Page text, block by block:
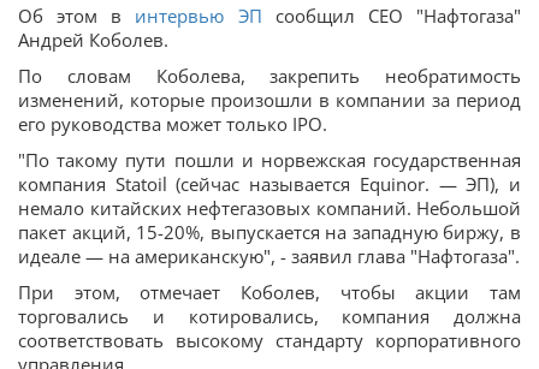
Об этом в интервью ЭП сообщил СЕО "Нафтогаза"
Андрей Коболев.
По словам Коболева, закрепить необратимость
изменений, которые произошли в компании за период
его руководства может только IPO.
"По такому пути пошли и норвежская государственная
компания Statoil (сейчас называется Equinor. — ЭП), и
немало китайских нефтегазовых компаний. Небольшой
пакет акций, 15-20%, выпускается на западную биржу, в
идеале — на американскую", - заявил глава "Нафтогаза".
При этом, отмечает Коболев, чтобы акции там
торговались и котировались, компания должна
соответствовать высокому стандарту корпоративного
управления.